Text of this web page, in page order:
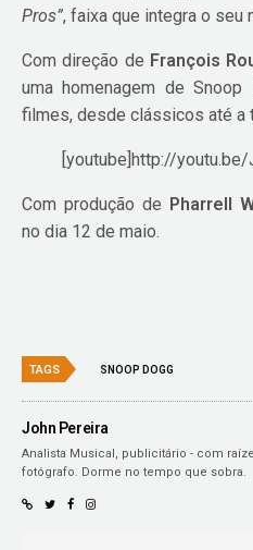
Pros”, faixa que integra o seu
Com direção de François
uma homenagem de
filmes, desde clássicos até a
[youtube]http://
Com produção de Pharrell
no dia 12 de maio.
TAGS SNOOP DOGG
John Pereira
Analista Musical, publicitário - com
fotógrafo. Dorme no tempo que sobra.